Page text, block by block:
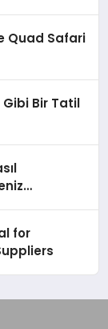
Quad Safari
Bir Tatil
for